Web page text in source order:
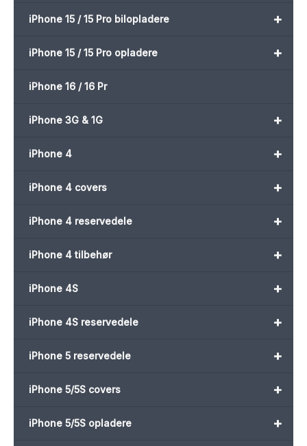
+
iPhone 15 / 15 Pro bilopladere
+
iPhone 15 / 15 Pro opladere
iPhone 16 / 16 Pr
+
iPhone 3G & 1G
+
iPhone 4
+
iPhone 4 covers
+
iPhone 4 reservedele
+
iPhone 4 tilbehør
+
iPhone 4S
+
iPhone 4S reservedele
+
iPhone 5 reservedele
+
iPhone 5/5S covers
+
iPhone 5/5S opladere